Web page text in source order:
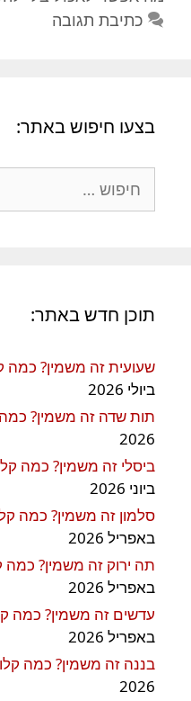
כתיבת תגובה
בצעו חיפוש באתר:
תוכן חדש באתר:
שעועית זה משמין? כמה
ביולי 2026
תות שדה זה משמין? כמה
2026
ביסלי זה משמין? כמה
ביוני 2026
סלמון זה משמין? כמה
באפריל 2026
תה ירוק זה משמין? כמה
באפריל 2026
עדשים זה משמין? כמה
באפריל 2026
בננה זה משמין? כמה
2026